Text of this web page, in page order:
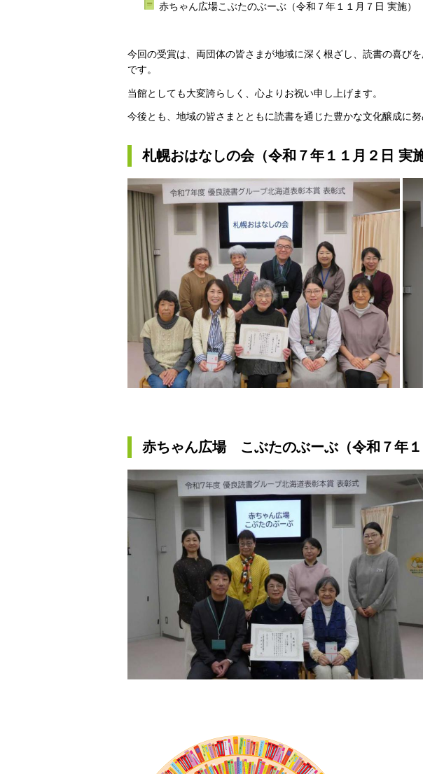
赤ちゃん広場こぶたのぶーぶ（令和７年１１月７日 実施）
今回の受賞は、両団体の皆さまが地域に深く根ざし、読書の喜び
です。
当館としても大変誇らしく、心よりお祝い申し上げます。
今後とも、地域の皆さまとともに読書を通じた豊かな文化醸成に努
札幌おはなしの会（令和７年１１月２日 実施
赤ちゃん広場 こぶたのぶーぶ（令和７年１